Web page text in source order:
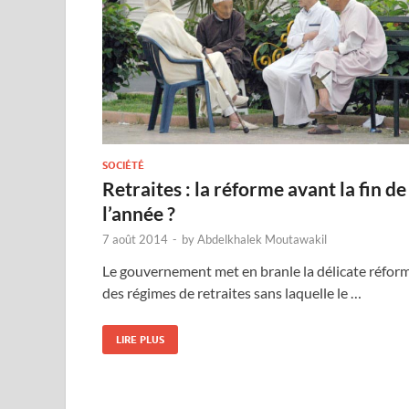
SOCIÉTÉ
Retraites : la réforme avant la fin de
l’année ?
7 août 2014 - byAbdelkhalek Moutawakil
Le gouvernement met en branle la délicate
des régimes de retraites sans laquelle le …
LIRE PLUS